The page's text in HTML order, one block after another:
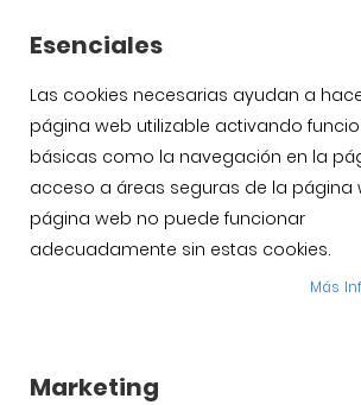
INICIO JAMÓN IBÉRICO DE
SOPORTES JAMÓN Y CUCHILLOS
Esenciales
Las cookies necesarias ayudan a
página web utilizable activando
básicas como la navegación en la
acceso a áreas seguras de la página
página web no puede funcionar
adecuadamente sin estas cookies.
Más
Marketing